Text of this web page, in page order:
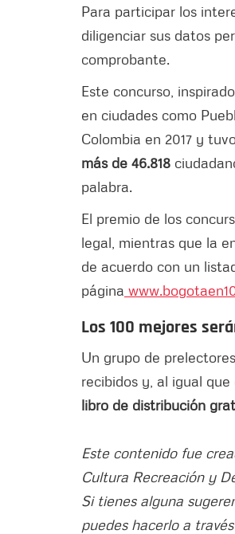
Para participar los
diligenciar sus datos
comprobante.
Este concurso,
en ciudades como
Colombia en 2017 y
más de 46.818
palabra.
El premio de los
legal, mientras que la
de acuerdo con un
página
Los 100 mejores
Un grupo de
recibidos y, al igual que
libro de distribución
Este contenido fue
Cultura Recreación y
Si tienes alguna
puedes hacerlo a